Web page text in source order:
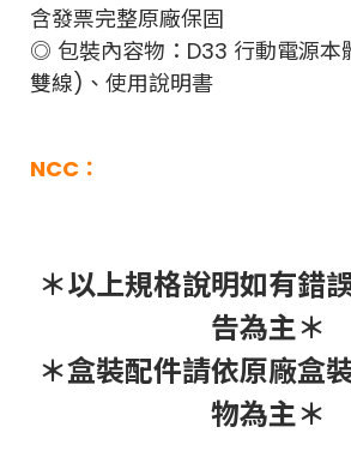
含發票完整原廠保固
◎ 包裝內容物：D33 行動電源本
雙線)、使用說明書
NCC：
＊以上規格說明如有錯
告為主＊
＊盒裝配件請依原廠盒
物為主＊